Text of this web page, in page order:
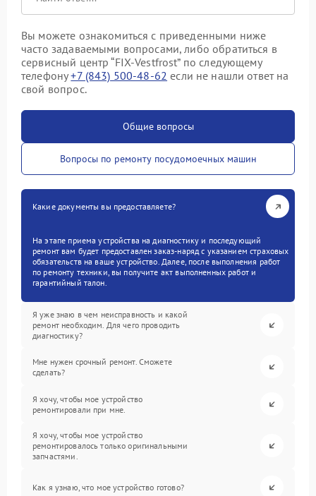
Вы можете ознакомиться с приведенными ниже
часто задаваемыми вопросами, либо обратиться в
сервисный центр “FIX-Vestfrost” по следующему
телефону+7 (843) 500-48-62 если не нашли ответ на
свой вопрос.
Общие вопросы
Вопросы по ремонту посудомоечных машин
Какие документы вы предоставляете?
На этапе приема устройства на диагностику и последующий
ремонт вам будет предоставлен заказ-наряд с указанием страховых
обязательств на ваше устройство. Далее, после выполнения работ
по ремонту техники, вы получите акт выполненных работ и
гарантийный талон.
Я уже знаю в чем неисправность и какой
ремонт необходим. Для чего проводить
диагностику?
Мне нужен срочный ремонт. Сможете
сделать?
Я хочу, чтобы мое устройство
ремонтировали при мне.
Я хочу, чтобы мое устройство
ремонтировалось только оригинальными
запчастями.
Как я узнаю, что мое устройство готово?